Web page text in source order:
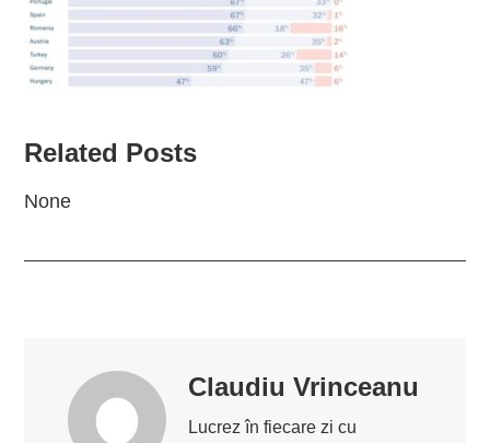
Related Posts
None
Claudiu Vrinceanu
Lucrez în fiecare zi cu